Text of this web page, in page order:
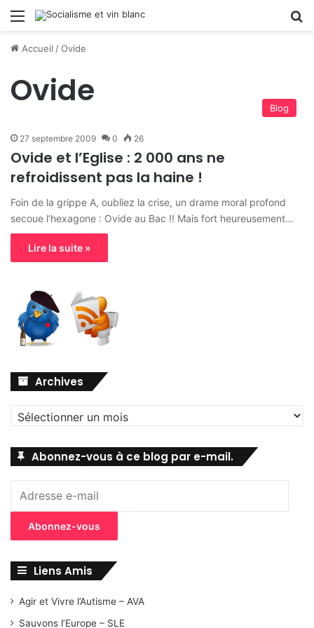
Menu
Accueil /Ovide
Ovide Blog
27 septembre 2009 0 26
Ovide et l’Eglise : 2 000 ans ne
refroidissent pas la haine !
Foin de la grippe A, oubliez la crise, un drame moral profond
secoue l’hexagone : Ovide au Bac !! Mais fort heureusement…
Lire la suite »
Archives Archives
Abonnez-vous à ce blog par e-mail.
Abonnez-vous
Liens Amis
Agir et Vivre l’Autisme – AVA
Sauvons l’Europe – SLE